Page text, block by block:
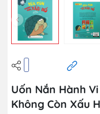
Uốn Nắn Hành
Không Còn Xấu